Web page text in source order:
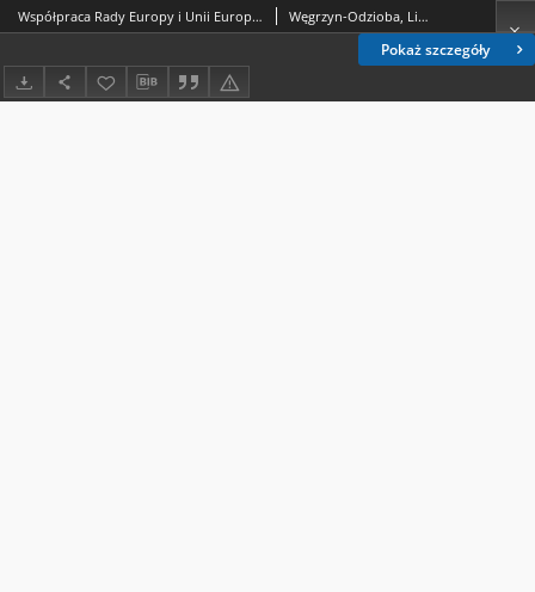
Pokaż szczegóły
Współpraca Rady Europy i Unii Europejskiej w dziedzinie kultury Węgrzyn-Odzioba, Liliana